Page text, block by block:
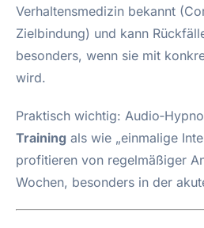
Verhaltensmedizin bekannt
Zielbindung) und kann
besonders, wenn sie mit
wird.
Praktisch wichtig:
Training als wie „einmalige
profitieren von regelmäßiger
Wochen, besonders in der